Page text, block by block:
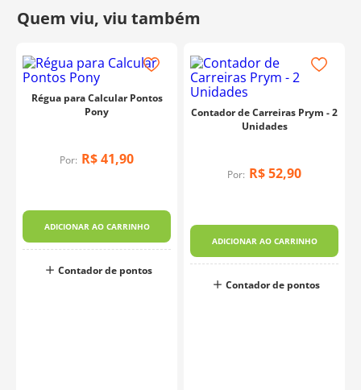
Régua para Calcular Pontos
Pony
Por: R$41,90
ADICIONAR AO CARRINHO
Contador de pontos
Contador de Carreiras Prym - 2
Unidades
Por: R$52,90
ADICIONAR AO CARRINHO
Contador de pontos